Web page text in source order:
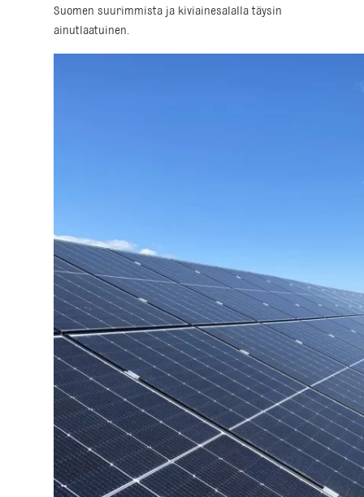
Suomen suurimmista ja kiviainesalalla täysin
ainutlaatuinen.